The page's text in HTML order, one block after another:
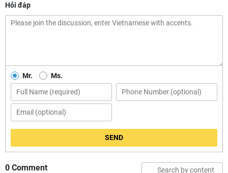
Hỏi đáp
Mr. Ms.
SEND
0 Comment